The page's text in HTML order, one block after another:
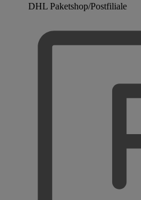
DHL Paketshop/Postfiliale